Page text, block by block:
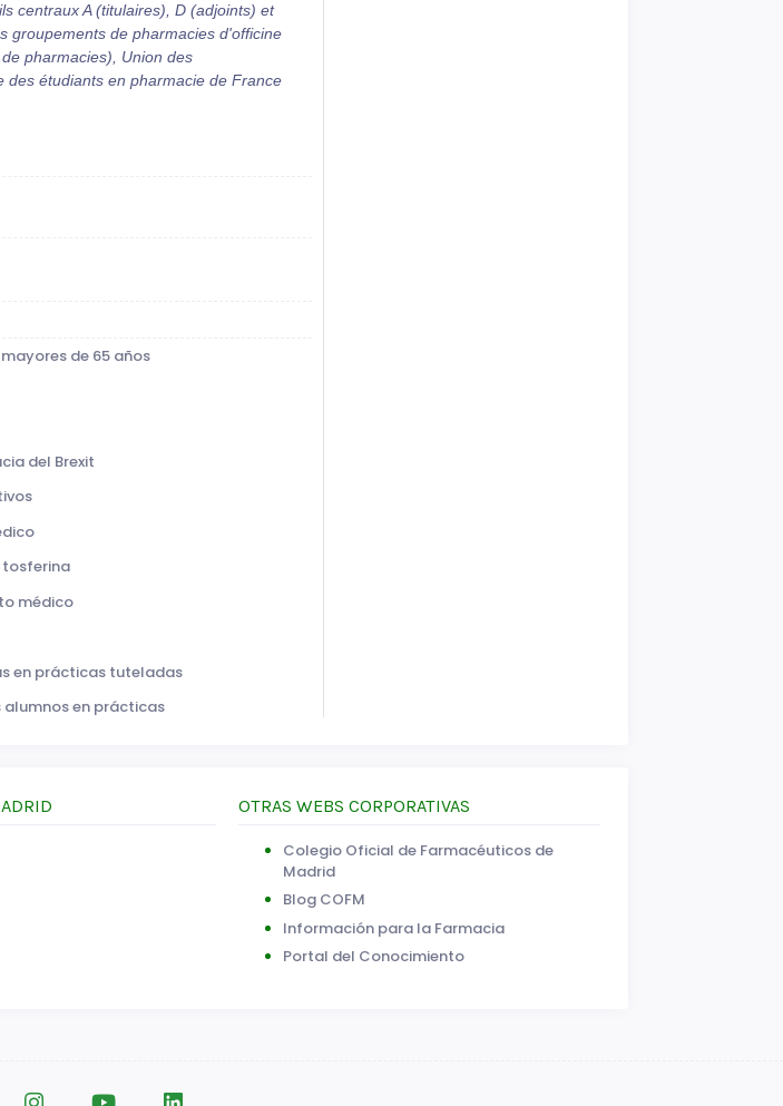
centraux A (titulaires), D (adjoints) et
groupements de pharmacies d'officine
pharmacies), Union des
des étudiants en pharmacie de France
de 65 años
del Brexit
tosferina
médico
en prácticas tuteladas
alumnos en prácticas
OTRAS WEBS CORPORATIVAS
Colegio Oficial de Farmacéuticos de
Madrid
Blog COFM
Información para la Farmacia
Portal del Conocimiento